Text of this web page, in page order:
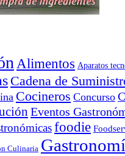
Alimentos Aparatos
Cadena de
Cocineros Concurso
Eventos
foodie
Culinaria